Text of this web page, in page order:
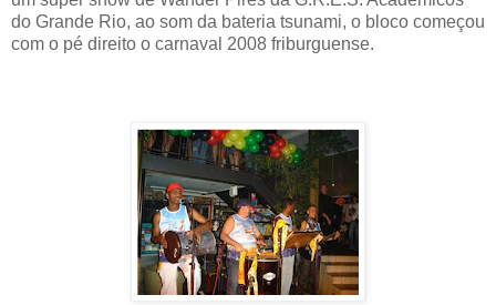
do Grande Rio, ao som da bateria tsunami, o bloco começou
com o pé direito o carnaval 2008 friburguense.